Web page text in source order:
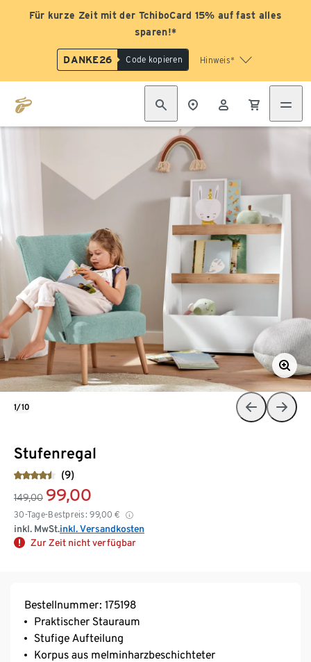
Für kurze Zeit mit der TchiboCard 15% auf fast alles
sparen!*
DANKE26 Code kopieren Hinweis*
Stufenregal
(9)
149,00 99,00
30-Tage-Bestpreis: 99,00 €
inkl. MwSt.inkl. Versandkosten
Zur Zeit nicht verfügbar
1/10
Bestellnummer: 175198
Praktischer Stauraum
Stufige Aufteilung
Korpus aus melminharzbeschichteter